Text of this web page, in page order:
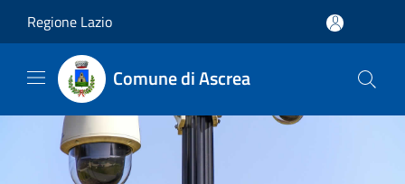
Regione Lazio
Comune di Ascrea